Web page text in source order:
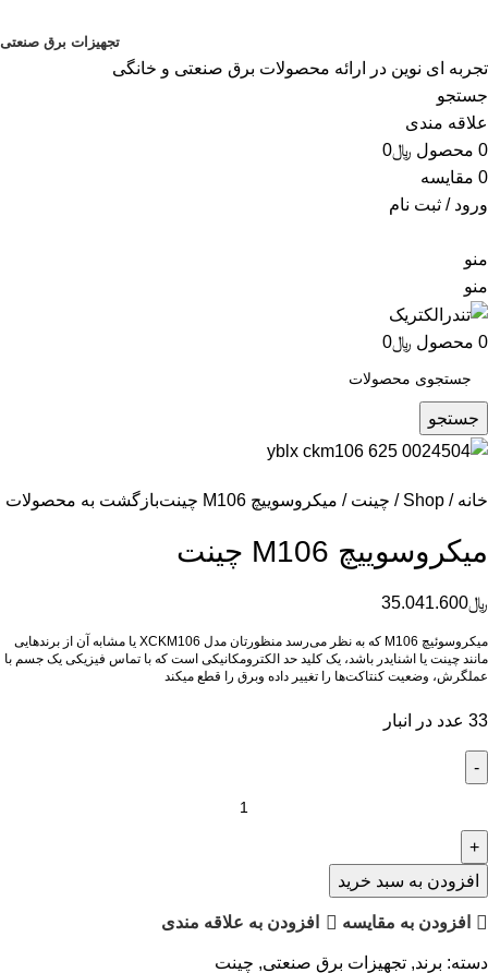
تجهیزات برق صنعتی
تجربه ای نوین در ارائه محصولات برق صنعتی و خانگی
جستجو
علاقه مندی
0 محصول ﷼0
0 مقایسه
ورود / ثبت نام
منو
منو
0 محصول ﷼0
جستجو
خانه Shop چینت ميكروسوييچ M106 چينت بازگشت به محصولات
ميكروسوييچ M106 چينت
﷼35.041.600
میکروسوئیچ M106 که به نظر می‌رسد منظورتان مدل XCKM106 یا مشابه آن از برندهایی
مانند چینت یا اشنایدر باشد، یک کلید حد الکترومکانیکی است که با تماس فیزیکی یک جسم با
عملگرش، وضعیت کنتاکت‌ها را تغییر داده وبرق را قطع میکند
33 عدد در انبار
افزودن به سبد خرید
افزودن به مقایسه افزودن به علاقه مندی
دسته: برند, تجهیزات برق صنعتی, چینت